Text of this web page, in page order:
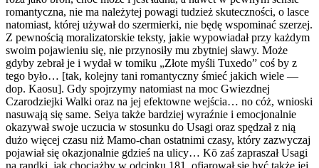
romantyczna, nie ma należytej powagi tudzież skuteczności, o lasce
natomiast, której używał do szermierki, nie będę wspominać szerzej.
Z pewnością moralizatorskie teksty, jakie wypowiadał przy każdym
swoim pojawieniu się, nie przynosiły mu zbytniej sławy. Może
gdyby zebrał je i wydał w tomiku „Złote myśli Tuxedo” coś by z
tego było… [tak, kolejny tani romantyczny śmieć jakich wiele —
dop. Kaosu]. Gdy spojrzymy natomiast na moc Gwiezdnej
Czarodziejki Walki oraz na jej efektowne wejścia… no cóż, wnioski
nasuwają się same. Seiya także bardziej wyraźnie i emocjonalnie
okazywał swoje uczucia w stosunku do Usagi oraz spędzał z nią
dużo więcej czasu niż Mamo-chan ostatnimi czasy, który zazwyczaj
pojawiał się okazjonalnie gdzieś na ulicy… Kō zaś zapraszał Usagi